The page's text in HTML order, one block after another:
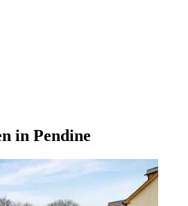
in Pendine